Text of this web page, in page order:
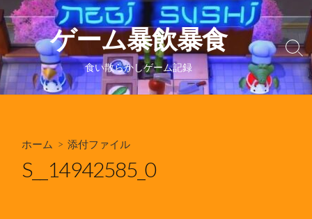
コ
ン
テ
ン
ツ
へ
ゲーム暴飲暴食
食い散らかしゲーム記録
検
索
り
ホーム > 添付ファイル
S__14942585_0